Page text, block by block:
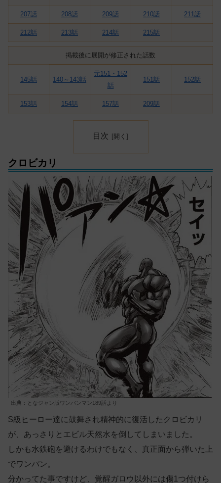
207話 208話 209話 210話 211話
212話 213話 214話 215話
掲載後に展開が修正された話数
145話 140～143話
元151・152
話
151話 152話
153話 154話 157話 209話
目次
クロビカリ
出典：となジャン版ワンパンマン189話より
S級ヒーロー達に鼓舞され精神的に復活したクロビカリ
が、あっさりとエビル天然水を倒してしまいました。
しかも水鉄砲を避けるわけでもなく、真正面から弾いた上
でワンパン。
分かってた事ですけど、覚醒ガロウ以外には傷1つ付けら